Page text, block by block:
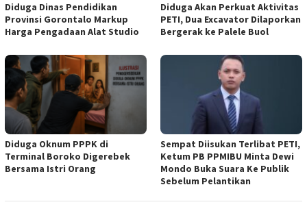
Diduga Dinas Pendidikan
Provinsi Gorontalo Markup
Harga Pengadaan Alat Studio
Diduga Akan Perkuat Aktivitas
PETI, Dua Excavator Dilaporkan
Bergerak ke Palele Buol
Diduga Oknum PPPK di
Terminal Boroko Digerebek
Bersama Istri Orang
Sempat Diisukan Terlibat PETI,
Ketum PB PPMIBU Minta Dewi
Mondo Buka Suara Ke Publik
Sebelum Pelantikan